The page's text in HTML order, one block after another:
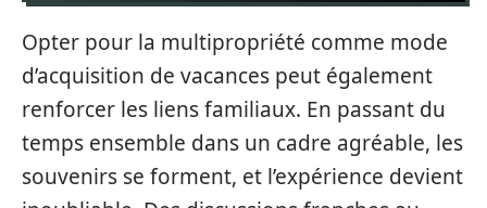
Opter pour la multipropriété comme mode
d’acquisition de vacances peut également
renforcer les liens familiaux. En passant du
temps ensemble dans un cadre agréable, les
souvenirs se forment, et l’expérience devient